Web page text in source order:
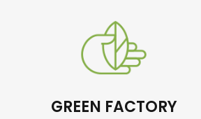
GREEN FACTORY